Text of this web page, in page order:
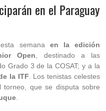
en el Paraguay
semana en la edición
Open , destinado a las
Grado 3 de la COSAT; y a la
la ITF . Los tenistas celestes
torneo, que se disputa sobre